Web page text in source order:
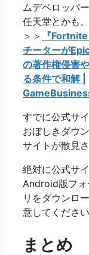
ムデベロッパ
任天堂とかも。
＞＞
『
チーターが
の著作権侵害
る条件で和解 |
すでに公式サ
おぼしきダウ
サイトが散見さ
絶対に公式サ
Android版フォ
リをダウンロ
意してください
まとめ